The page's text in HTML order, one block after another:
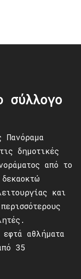
σύλλογο
Πανόραμα
δημοτικές
από το
και
εφτά αθλήματα
35